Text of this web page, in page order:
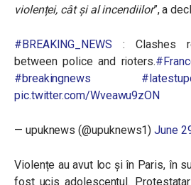
violenței, cât și al incendiilor”, a
#BREAKING_NEWS : Clashes
between police and rioters.
#breakingnews
pic.twitter.com/Wveawu9zON
— upuknews (@upuknews1)June
Violențe au avut loc și în Paris, în
fost ucis adolescentul.